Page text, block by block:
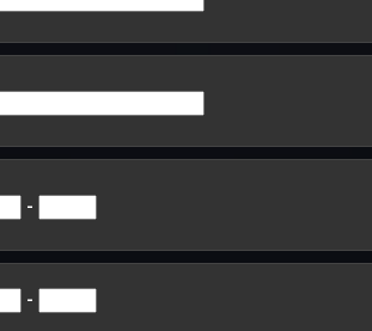
-
-